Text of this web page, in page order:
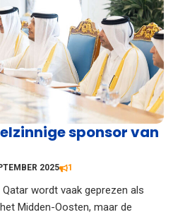
sponsor van
2025 1
wordt vaak geprezen als
Midden-Oosten, maar de